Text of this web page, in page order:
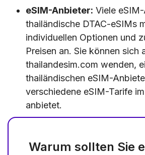
eSIM-Anbieter: Viele
thailändische DTAC-eSIMs
individuellen Optionen und
Preisen an. Sie können sich
thailandesim.com wenden,
thailändischen eSIM-
verschiedene eSIM-Tarife
anbietet.
Warum sollten Sie